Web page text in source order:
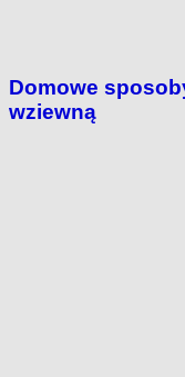
Domowe
wziewną